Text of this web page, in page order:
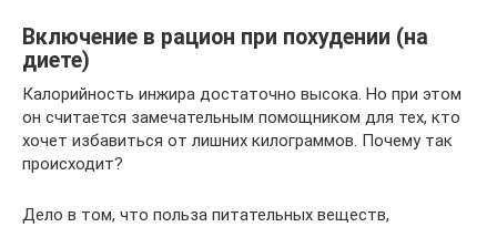
Включение в рацион при похудении (на
диете)
Калорийность инжира достаточно высока. Но при этом
он считается замечательным помощником для тех, кто
хочет избавиться от лишних килограммов. Почему так
происходит?
Дело в том, что польза питательных веществ,